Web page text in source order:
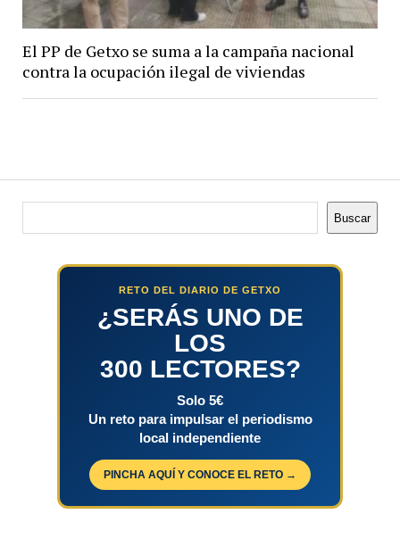
El PP de Getxo se suma a la campaña nacional
contra la ocupación ilegal de viviendas
Buscar
RETO DEL DIARIO DE GETXO
¿SERÁS UNO DE
LOS
300 LECTORES?
Solo 5€
Un reto para impulsar el periodismo
local independiente
PINCHA AQUÍ Y CONOCE EL RETO →